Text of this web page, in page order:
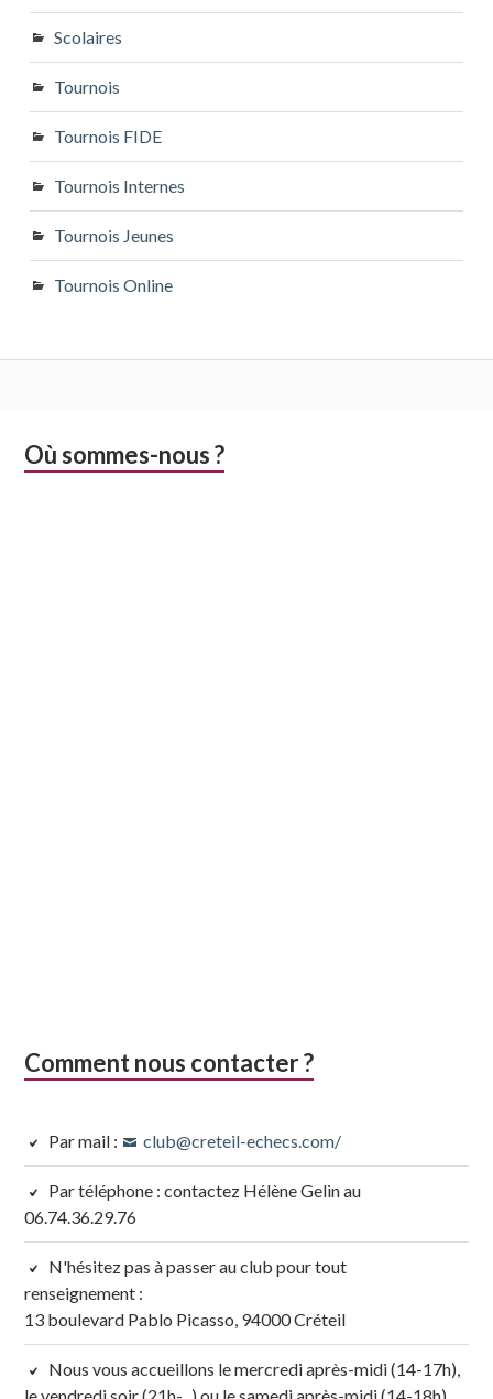
Scolaires
Tournois
Tournois FIDE
Tournois Internes
Tournois Jeunes
Tournois Online
Colonne
Où sommes-nous ?
Comment nous contacter ?
Par mail : club@creteil-echecs.com/
Par téléphone : contactez Hélène Gelin au
06.74.36.29.76
N'hésitez pas à passer au club pour tout
renseignement :
13 boulevard Pablo Picasso, 94000 Créteil
Nous vous accueillons le mercredi après-midi (14-17h),